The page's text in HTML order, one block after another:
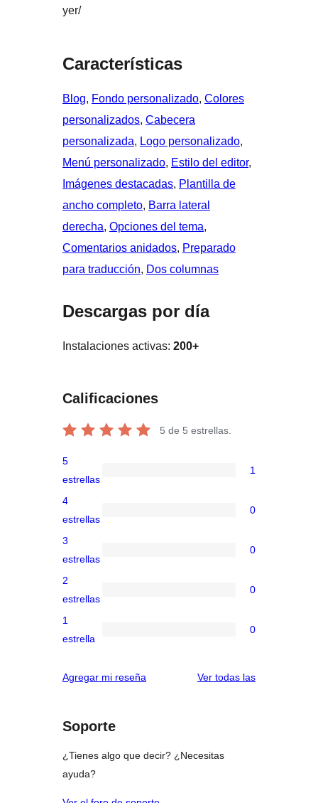
yer/
Características
Blog, Fondo personalizado, Colores
personalizados, Cabecera
personalizada, Logo personalizado
Menú personalizado, Estilo del editor
Imágenes destacadas, Plantilla de
ancho completo, Barra lateral
derecha, Opciones del tema
Comentarios anidados, Preparado
para traducción, Dos columnas
Descargas por día
Instalaciones activas: 200+
Calificaciones
5 de 5 estrellas.
1
valoración
5
estrellas
1
0
valoraciones
4
estrellas
0
0
valoraciones
3
estrellas
0
0
valoraciones
estrellas
2
estrellas
0
0
de
1
estrella
0
Agregar mi reseña Ver todas lasreseñas
Soporte
¿Tienes algo que decir? ¿Necesitas
ayuda?